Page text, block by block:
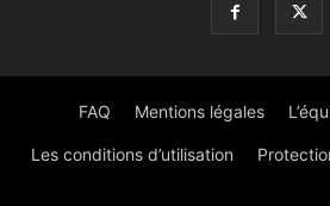
FAQ Mentions légales
Les conditions d’utilisation